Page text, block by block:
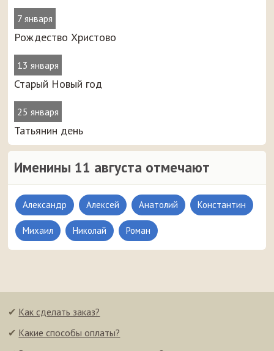
7 января
Рождество Христово
13 января
Старый Новый год
25 января
Татьянин день
Именины 11 августа отмечают
Александр Алексей Анатолий Константин
Михаил Николай Роман
✔ Как сделать заказ?
✔ Какие способы оплаты?